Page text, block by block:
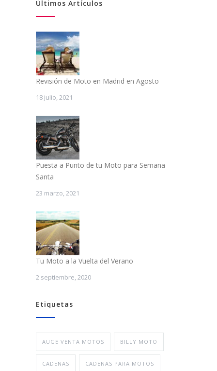
Últimos Artículos
Revisión de Moto en Madrid en Agosto
18 julio, 2021
Puesta a Punto de tu Moto para Semana
Santa
23 marzo, 2021
Tu Moto a la Vuelta del Verano
2 septiembre, 2020
Etiquetas
AUGE VENTA MOTOS BILLY MOTO
CADENAS CADENAS PARA MOTOS